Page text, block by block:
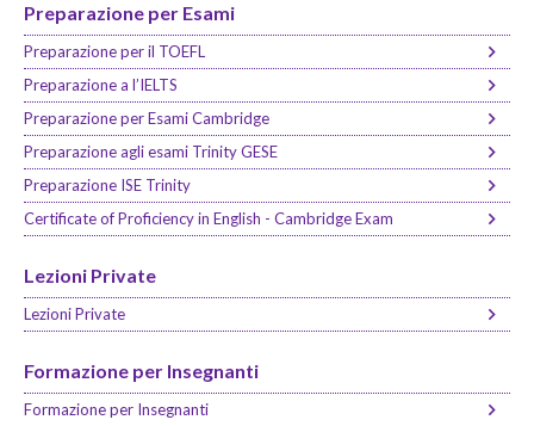
Preparazione per Esami
Preparazione per il TOEFL
Preparazione a l’IELTS
Preparazione per Esami Cambridge
Preparazione agli esami Trinity GESE
Preparazione ISE Trinity
Certificate of Proficiency in English - Cambridge Exam
Lezioni Private
Lezioni Private
Formazione per Insegnanti
Formazione per Insegnanti